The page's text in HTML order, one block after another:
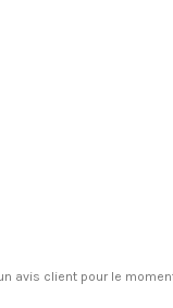
avis client pour le